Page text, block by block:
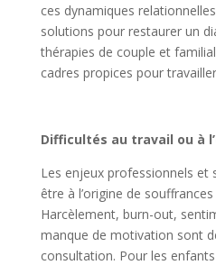
ces dynamiques
solutions pour restaurer un
thérapies de couple et
cadres propices pour
Difficultés au travail ou à
Les enjeux professionnels et
être à l’origine de
Harcèlement, burn-out,
manque de motivation sont
consultation. Pour les